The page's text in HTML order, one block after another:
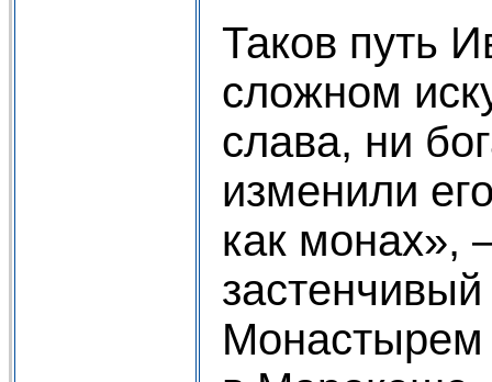
Таков путь
сложном
слава, ни
изменили
как монах»,
Монастырем